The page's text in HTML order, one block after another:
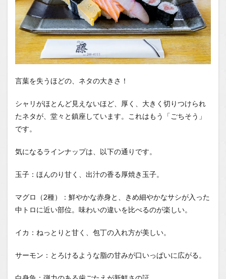
言葉を失うほどの、ネタの大きさ！
シャリがほとんど見えないほど、厚く、大きく切りつけられ
たネタが、堂々と鎮座しています。これはもう「ごちそう」
です。
気になるラインナップは、以下の通りです。
玉子：ほんのり甘く、出汁の香る厚焼き玉子。
マグロ（2種）：鮮やかな赤身と、きめ細やかなサシが入った
中トロに近い部位。味わいの違いを比べるのが楽しい。
イカ：ねっとりと甘く、包丁の入れ方が美しい。
サーモン：とろけるような脂の甘みが口いっぱいに広がる。